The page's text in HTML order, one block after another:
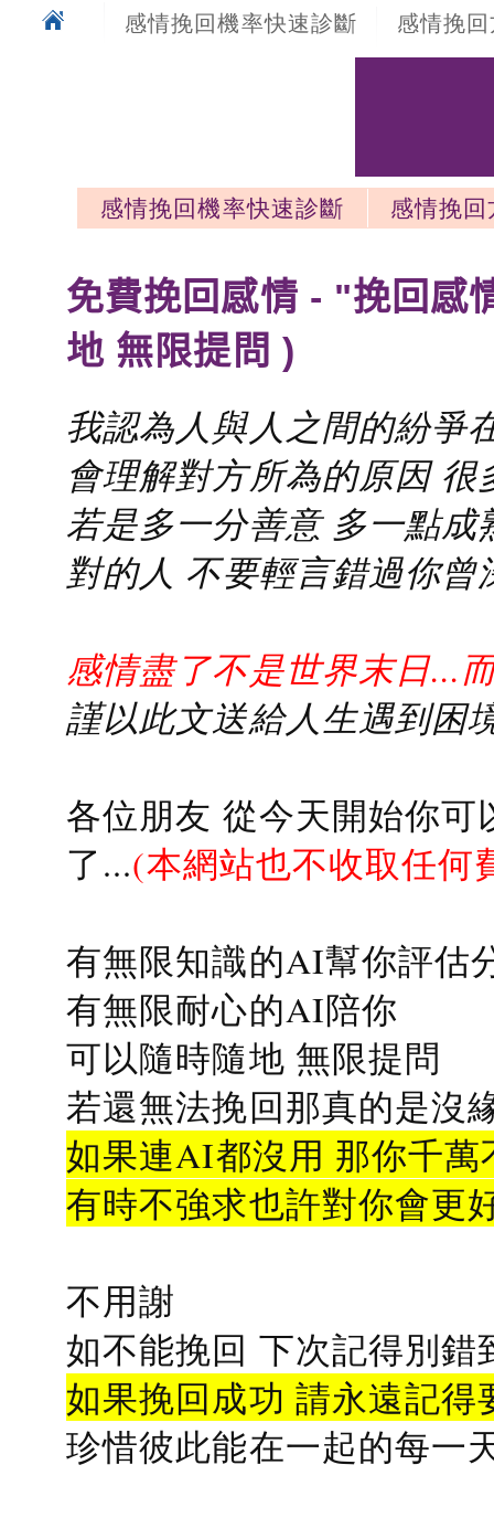
感情挽回機率快速診斷 感情挽
感情挽回機率快速診斷
感情挽
免費挽回感情 - "挽回感
地 無限提問 )
我認為人與人之間的紛爭
會理解對方所為的原因
若是多一分善意 多一點
對的人 不要輕言錯過你曾
感情盡了不是世界末日...
謹以此文送給人生遇到困
各位朋友 從今天開始你
了...(本網站也不收取任何
有無限知識的AI幫你評估
有無限耐心的AI陪你
可以隨時隨地 無限提問
若還無法挽回那真的是沒
如果連AI都沒用 那你千
有時不強求也許對你會更
不用謝
如不能挽回 下次記得別錯
如果挽回成功 請永遠記得
珍惜彼此能在一起的每一